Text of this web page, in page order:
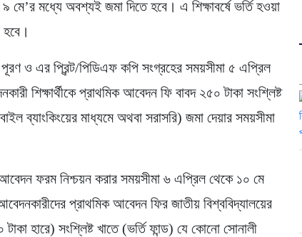
৯ মে’র মধ্যে অবশ্যই জমা দিতে হবে। এ শিক্ষাবর্ষে ভর্তি হওয়া
হবে।
ও এর প্রিন্ট/পিডিএফ কপি সংগ্রহের সময়সীমা ৫ এপ্রিল
শিক্ষার্থীকে প্রাথমিক আবেদন ফি বাবদ ২৫০ টাকা সংশ্লিষ্ট
ব্যাংকিংয়ের মাধ্যমে অথবা সরাসরি) জমা দেয়ার সময়সীমা
ফরম নিশ্চয়ন করার সময়সীমা ৬ এপ্রিল থেকে ১০ মে
প্রাথমিক আবেদন ফির জাতীয় বিশ্ববিদ্যালয়ের
হারে) সংশ্লিষ্ট খাতে (ভর্তি ফান্ড) যে কোনো সোনালী